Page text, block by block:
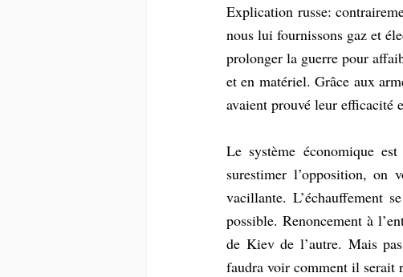
Explication russe:
nous lui fournissons gaz et
prolonger la guerre pour
et en matériel. Grâce aux
avaient prouvé leur efficacité
Le système économique
surestimer l’opposition,
vacillante. L’échauffement
possible. Renoncement à
de Kiev de l’autre. Mais
faudra voir comment il serait